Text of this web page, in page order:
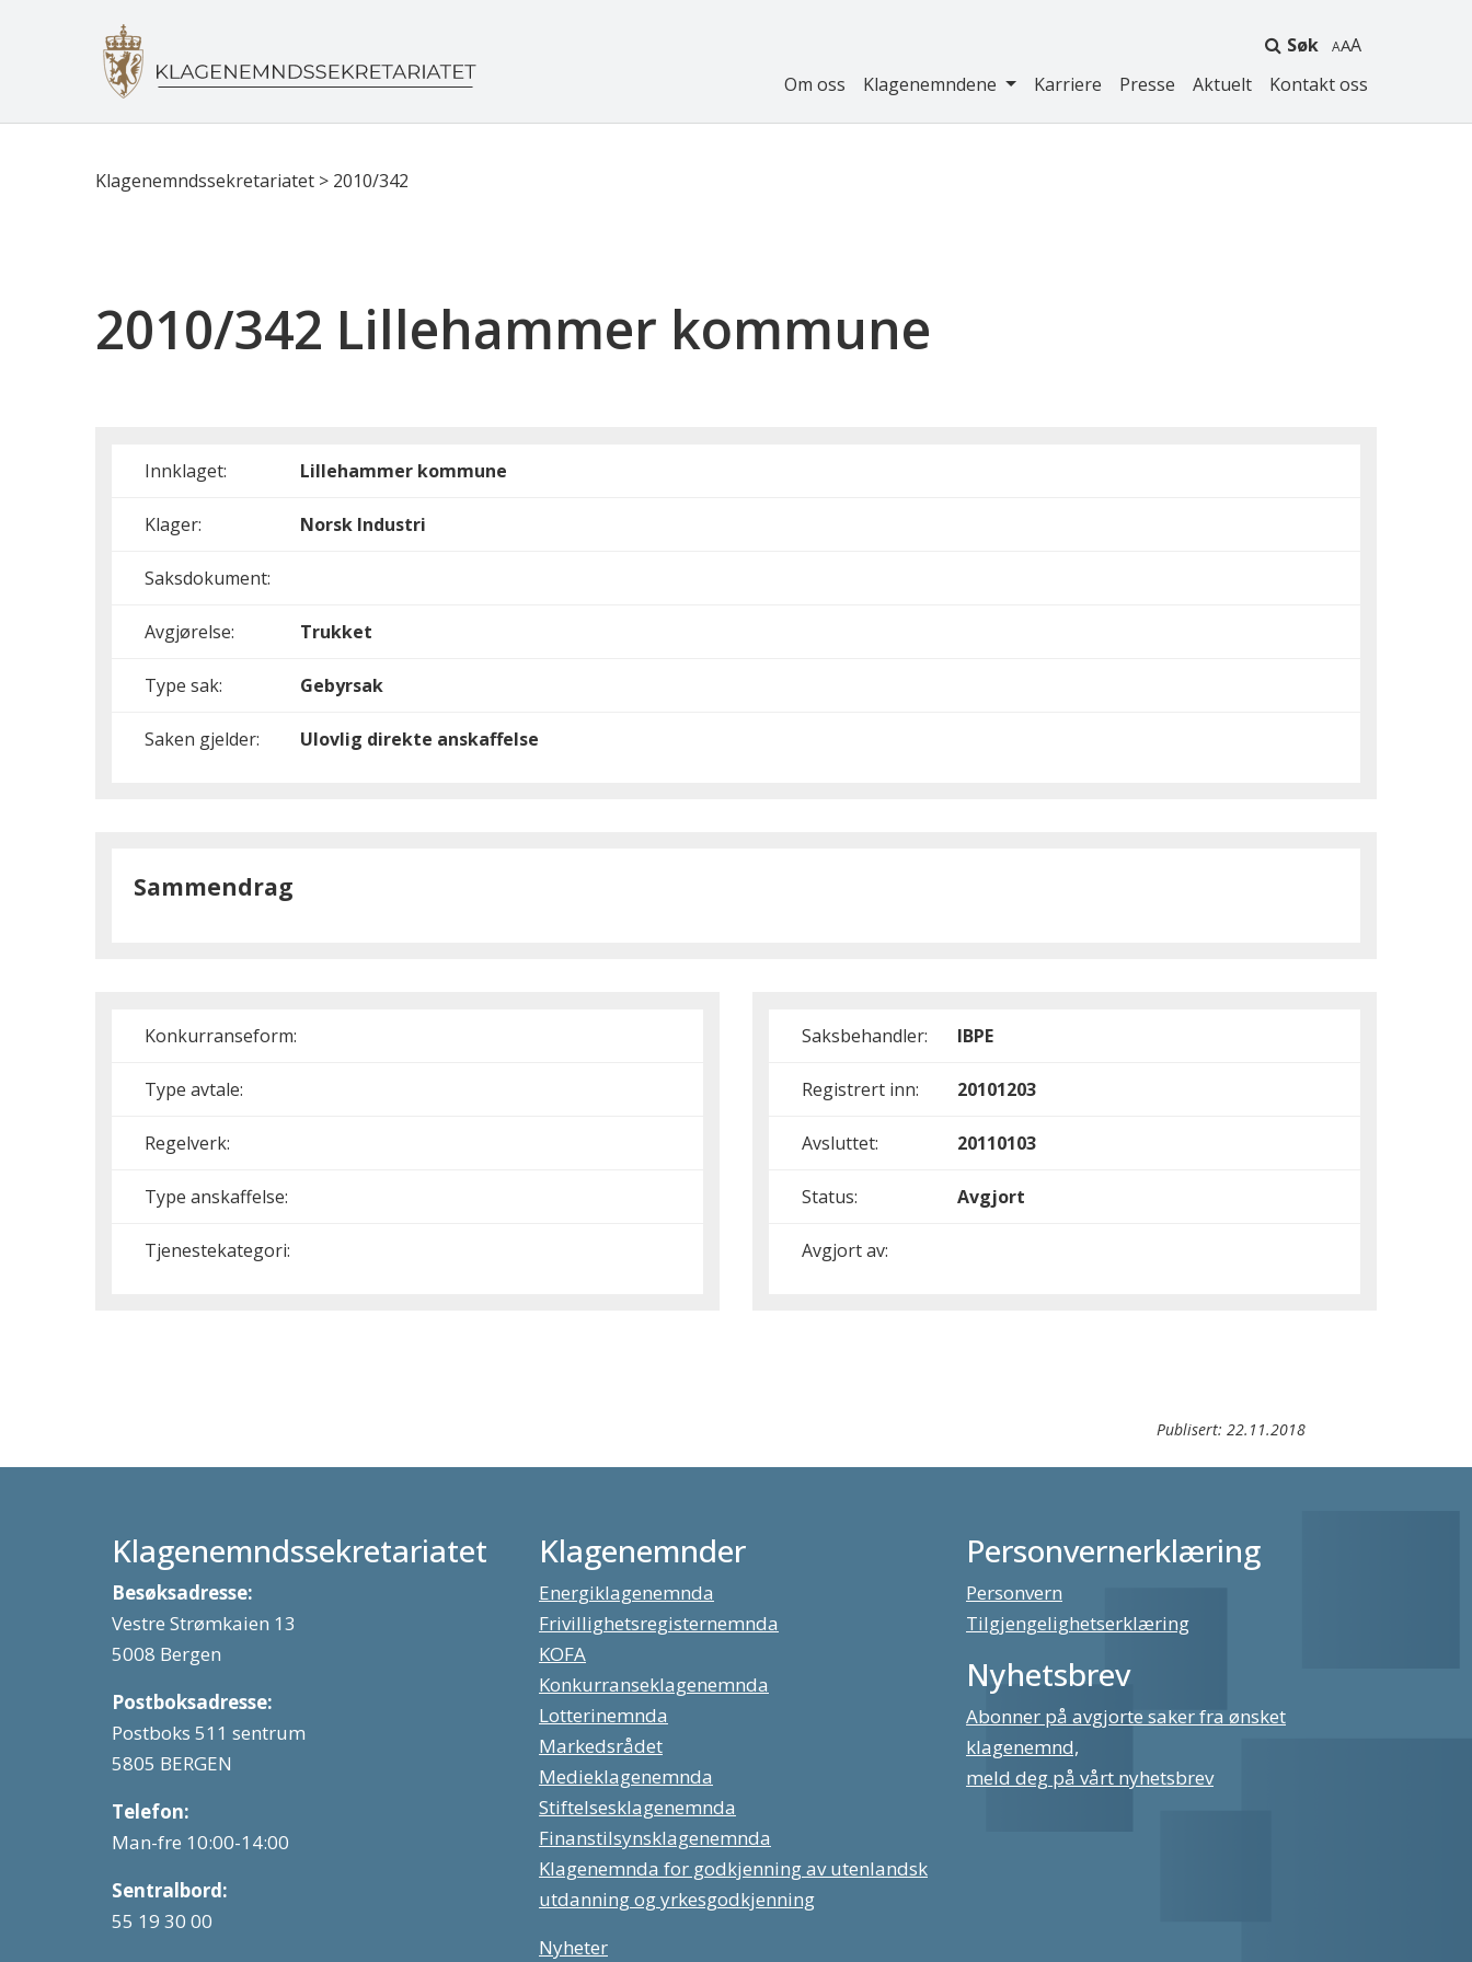
Søk A
Om oss Klagenemndene Karriere Presse Aktuelt Kontakt oss
Klagenemndssekretariatet > 2010/342
2010/342 Lillehammer kommune
Innklaget: Lillehammer kommune
Klager: Norsk Industri
Saksdokument:
Avgjørelse: Trukket
Type sak: Gebyrsak
Saken gjelder: Ulovlig direkte anskaffelse
Sammendrag
Konkurranseform:
Type avtale:
Regelverk:
Type anskaffelse:
Tjenestekategori:
Saksbehandler: IBPE
Registrert inn: 20101203
Avsluttet: 20110103
Status: Avgjort
Avgjort av:
Publisert: 22.11.2018
Klagenemndssekretariatet
Besøksadresse:
Vestre Strømkaien 13
5008 Bergen
Postboksadresse:
Postboks 511 sentrum
5805 BERGEN
Telefon:
Man-fre 10:00-14:00
Sentralbord:
55 19 30 00
Klagenemnder
Energiklagenemnda
Frivillighetsregisternemnda
KOFA
Konkurranseklagenemnda
Lotterinemnda
Markedsrådet
Medieklagenemnda
Stiftelsesklagenemnda
Finanstilsynsklagenemnda
Klagenemnda for godkjenning av utenlandsk
utdanning og yrkesgodkjenning
Nyheter
Personvernerklæring
Personvern
Tilgjengelighetserklæring
Nyhetsbrev
Abonner på avgjorte saker fra ønsket
klagenemnd,
meld deg på vårt nyhetsbrev